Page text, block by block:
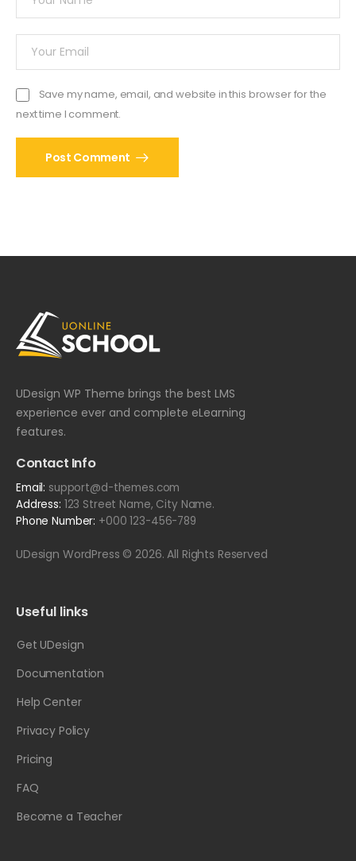
Save my name, email, and website in this browser for the
next time I comment.
Post Comment
UDesign WP Theme brings the best LMS
experience ever and complete eLearning
features.
Contact Info
Email: support@d-themes.com
Address: 123 Street Name, City Name.
Phone Number: +000 123-456-789
UDesign WordPress © 2026. All Rights Reserved
Useful links
Get UDesign
Documentation
Help Center
Privacy Policy
Pricing
FAQ
Become a Teacher